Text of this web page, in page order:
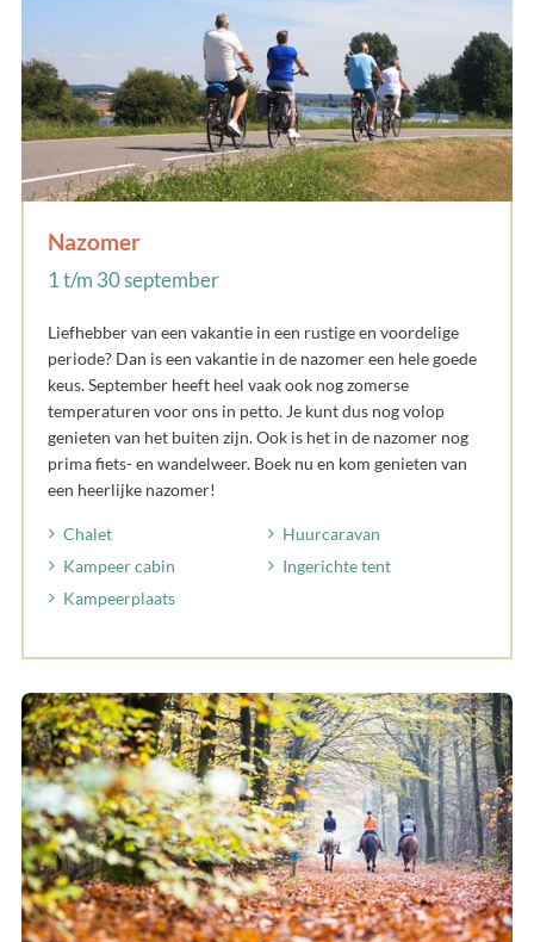
Nazomer
1 t/m 30 september
Liefhebber van een vakantie in een rustige en voordelige
periode? Dan is een vakantie in de nazomer een hele goede
keus. September heeft heel vaak ook nog zomerse
temperaturen voor ons in petto. Je kunt dus nog volop
genieten van het buiten zijn. Ook is het in de nazomer nog
prima fiets- en wandelweer. Boek nu en kom genieten van
een heerlijke nazomer!
Chalet
Huurcaravan
Kampeer cabin
Ingerichte tent
Kampeerplaats